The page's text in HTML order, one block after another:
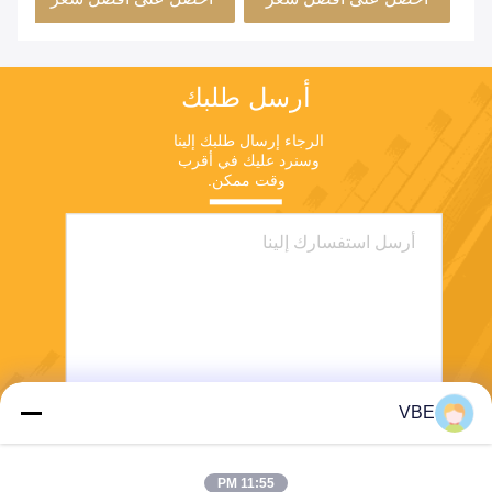
أرسل طلبك
وقت ممكن.
VBE
11:55 PM